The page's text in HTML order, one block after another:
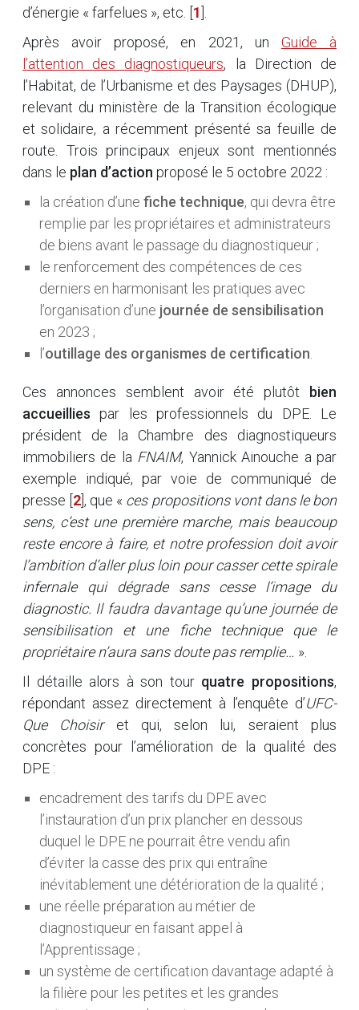
d’énergie « farfelues », etc.
1
Après avoir proposé, en 2021, un Guide à
l’attention des diagnostiqueurs, la Direction de
l’Habitat, de l’Urbanisme et des Paysages (DHUP),
relevant du ministère de la Transition écologique
et solidaire, a récemment présenté sa feuille de
route. Trois principaux enjeux sont mentionnés
dans le plan d’action proposé le 5 octobre 2022 :
la création d’une fiche technique, qui devra être
remplie par les propriétaires et administrateurs
de biens avant le passage du diagnostiqueur ;
le renforcement des compétences de ces
derniers en harmonisant les pratiques avec
l’organisation d’une journée de sensibilisation
en 2023 ;
l’outillage des organismes de certification
Ces annonces semblent avoir été plutôt
bien
accueillies par les professionnels du DPE. Le
président de la Chambre des diagnostiqueurs
immobiliers de la FNAIM, Yannick Ainouche a par
exemple indiqué, par voie de communiqué de
presse 2], que « ces propositions vont dans le bon
sens, c’est une première marche, mais beaucoup
reste encore à faire, et notre profession doit avoir
l’ambition d’aller plus loin pour casser cette spirale
infernale qui dégrade sans cesse l’image du
diagnostic. Il faudra davantage qu’une journée de
sensibilisation et une fiche technique que le
propriétaire n’aura sans doute pas remplie… ».
Il détaille alors à son tour quatre propositions,
répondant assez directement à l’enquête d’UFC-
Que Choisiret qui, selon lui, seraient plus
concrètes pour l’amélioration de la qualité des
DPE :
encadrement des tarifs du DPE avec
l’instauration d’un prix plancher en dessous
duquel le DPE ne pourrait être vendu afin
d’éviter la casse des prix qui entraîne
inévitablement une détérioration de la qualité ;
une réelle préparation au métier de
diagnostiqueur en faisant appel à
l’Apprentissage ;
un système de certification davantage adapté à
la filière pour les petites et les grandes